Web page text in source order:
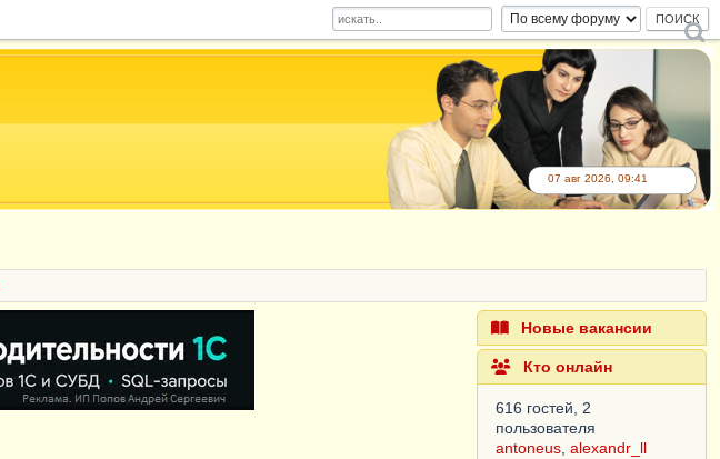
07 авг 2026, 09:41
Новые вакансии
Кто онлайн
616 гостей, 2
пользователя
antoneus ,alexandr_ll